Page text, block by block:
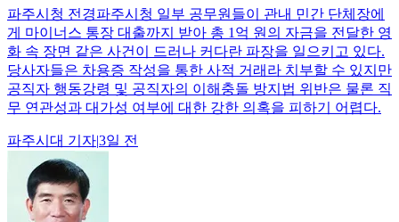
파주시청 전경파주시청 일부 공무원들이 관내 민간 단체장에
게 마이너스 통장 대출까지 받아 총 1억 원의 자금을 전달한 영
화 속 장면 같은 사건이 드러나 커다란 파장을 일으키고 있다.
당사자들은 차용증 작성을 통한 사적 거래라 치부할 수 있지만
공직자 행동강령 및 공직자의 이해충돌 방지법 위반은 물론 직
무 연관성과 대가성 여부에 대한 강한 의혹을 피하기 어렵다.
파주시대 기자|3일 전